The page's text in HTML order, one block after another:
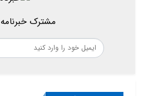
شروع به نواختن موسیقی
به معنای ظهور فرد روحانی
مشترک